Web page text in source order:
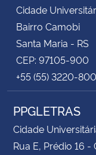
Cidade
Bairro Camobi
Santa Maria - RS
CEP: 97105-900
+55 (55) 3220-
PPGLETRAS
Cidade
Rua E, Prédio 16